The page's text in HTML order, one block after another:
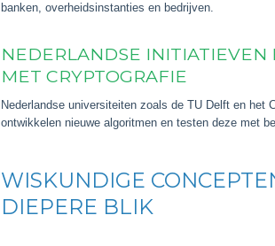
banken, overheidsinstanties en bedrijven.
NEDERLANDSE
MET CRYPTOGRAFIE
Nederlandse universiteiten zoals de TU Delft en het
ontwikkelen nieuwe algoritmen en testen deze met
WISKUNDIGE
DIEPERE BLIK